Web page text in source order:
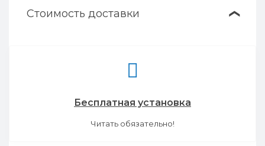
Стоимость доставки ❯
Бесплатная установка
Читать обязательно!